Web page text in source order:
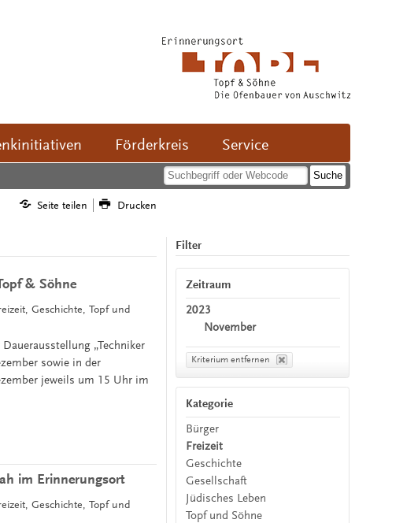
Förderkreis Service
Seite teilen Drucken
& Söhne
Geschichte, Topf und
„Techniker
sowie in der
jeweils um 15 Uhr im
im Erinnerungsort
Geschichte, Topf und
Filter
Zeitraum
2023
November
Kriterium entfernen
Kategorie
Bürger
Freizeit
Geschichte
Gesellschaft
Jüdisches Leben
Topf und Söhne